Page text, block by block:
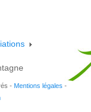
- Mentions légales -